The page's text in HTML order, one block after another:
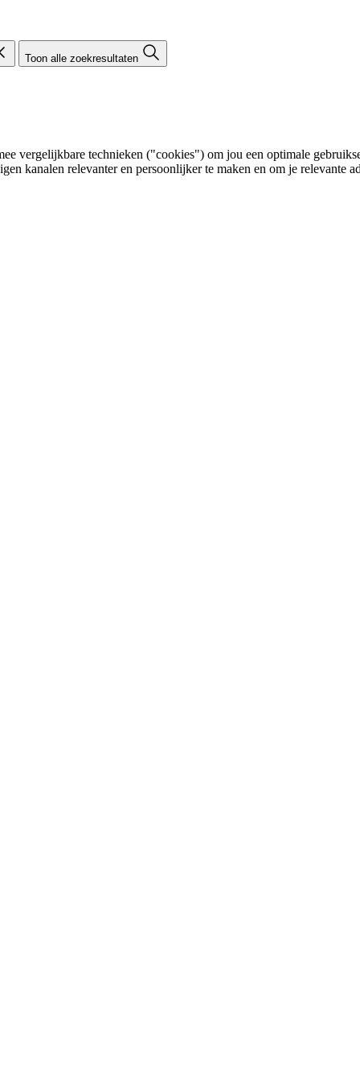
Toon alle zoekresultaten
vergelijkbare technieken ("cookies") om jou een optimale
kanalen relevanter en persoonlijker te maken en om je relevante